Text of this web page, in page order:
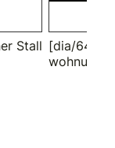
Stall [dia/641] -
wohnung: